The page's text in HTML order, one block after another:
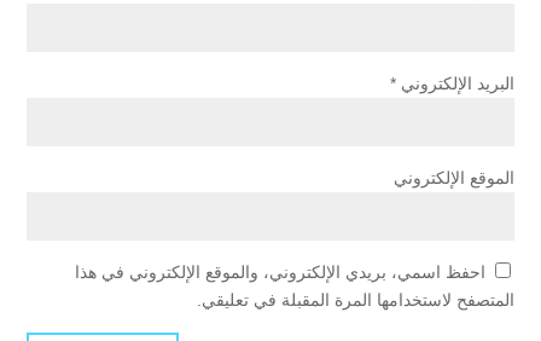
البريد الإلكتروني *
الموقع الإلكتروني
احفظ اسمي، بريدي الإلكتروني، والموقع الإلكتروني في هذا
المتصفح لاستخدامها المرة المقبلة في تعليقي.